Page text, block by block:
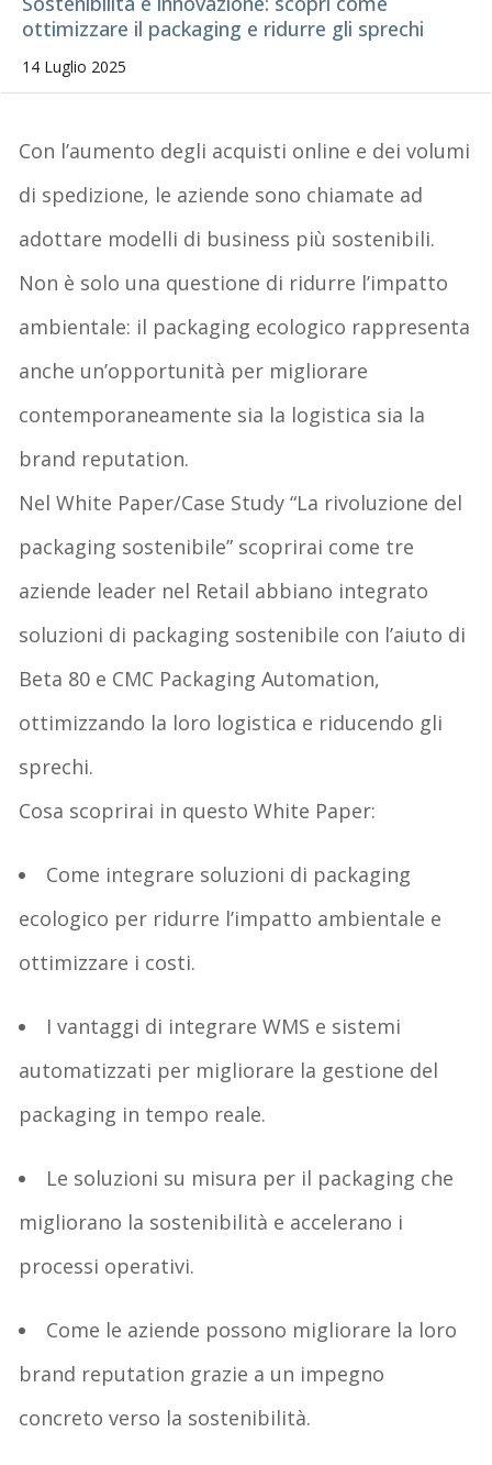
ottimizzare il packaging e ridurre gli sprechi
14 Luglio 2025
Con l’aumento degli acquisti online e deivolumi
di spedizione, le aziende sono chiamate ad
adottare modelli di business più sostenibili.
Non è solo una questione di ridurre l’impatto
ambientale: il packaging ecologico rappresenta
anche un’opportunità per migliorare
contemporaneamente sia la logistica sia la
brand reputation.
NelWhite Paper/Case Study “La rivoluzione del
packaging sostenibile” scoprirai come tre
aziende leader nel Retail abbiano integrato
soluzioni di packaging sostenibile con l’aiuto di
Beta 80 e CMC Packaging Automation,
ottimizzando la loro logistica e riducendo gli
sprechi.
Cosa scoprirai in questo White Paper:
Come integrare soluzioni di packaging
ecologico per ridurre l’impatto ambientale e
ottimizzare i costi.
I vantaggi di integrare WMS e sistemi
automatizzati per migliorare la gestione del
packaging in tempo reale.
Le soluzioni su misura per il packaging che
migliorano la sostenibilità e accelerano i
processi operativi.
Come le aziende possono migliorare la loro
brand reputation grazie a un impegno
concreto verso la sostenibilità.